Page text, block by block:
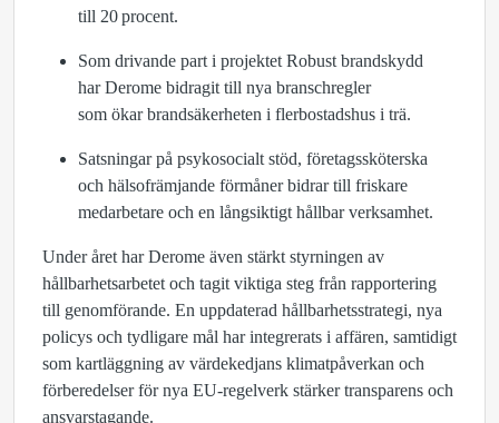
till 20procent.
Som drivande part i projektet Robust brandskydd
har Derome bidragit till nya branschregler
som ökar brandsäkerheten i flerbostadshus i trä.
Satsningar på psykosocialt stöd, företagssköterska
och hälsofrämjande förmåner bidrar till friskare
medarbetare och en långsiktigt hållbar verksamhet.
Under året har Derome även stärkt styrningen av
hållbarhetsarbetet och tagit viktiga steg från rapportering
till genomförande. En uppdaterad hållbarhetsstrategi, nya
policys och tydligare mål har integrerats i affären, samtidigt
som kartläggning av värdekedjans klimatpåverkan och
förberedelser för nya EU-regelverk stärker transparens och
ansvarstagande.